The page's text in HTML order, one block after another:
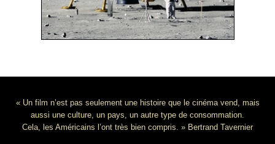
« Un film n’est pas seulement une histoire que le cinéma vend, mais
aussi une culture, un pays, un autre type de consommation.
Cela, les Américains l’ont très bien compris. » Bertrand Tavernier